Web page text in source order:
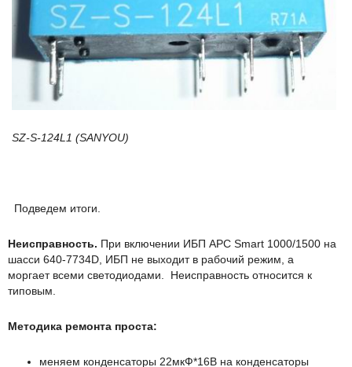
SZ-S-124L1 (SANYOU)
Подведем итоги.
Неисправность. При включении ИБП APC Smart 1000/1500 на
шасси 640-7734D, ИБП не выходит в рабочий режим, а
моргает всеми светодиодами. Неисправность относится к
типовым.
Методика ремонта проста:
меняем конденсаторы 22мкФ*16В на конденсаторы